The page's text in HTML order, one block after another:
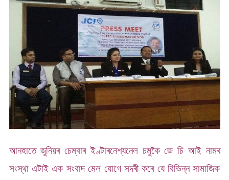
আনহাতে জুনিয়ৰ চেম্বাৰ ইণ্টাৰনেশ্যনেল চমুকৈ জে চি আই নামৰ
সংস্থা এটাই এক সংবাদ মেল যোগে সদৰী কৰে যে বিভিন্ন সামাজিক